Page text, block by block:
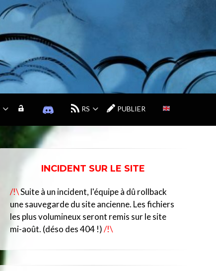
C
O
E
S
O
D
U
C
C
RS PUBLIER
INCIDENT SUR LE SITE
/!\Suite à un incident, l'équipe à dû rollback
une sauvegarde du site ancienne. Les fichiers
les plus volumineux seront remis sur le site
mi-août. (déso des 404 !)/!\